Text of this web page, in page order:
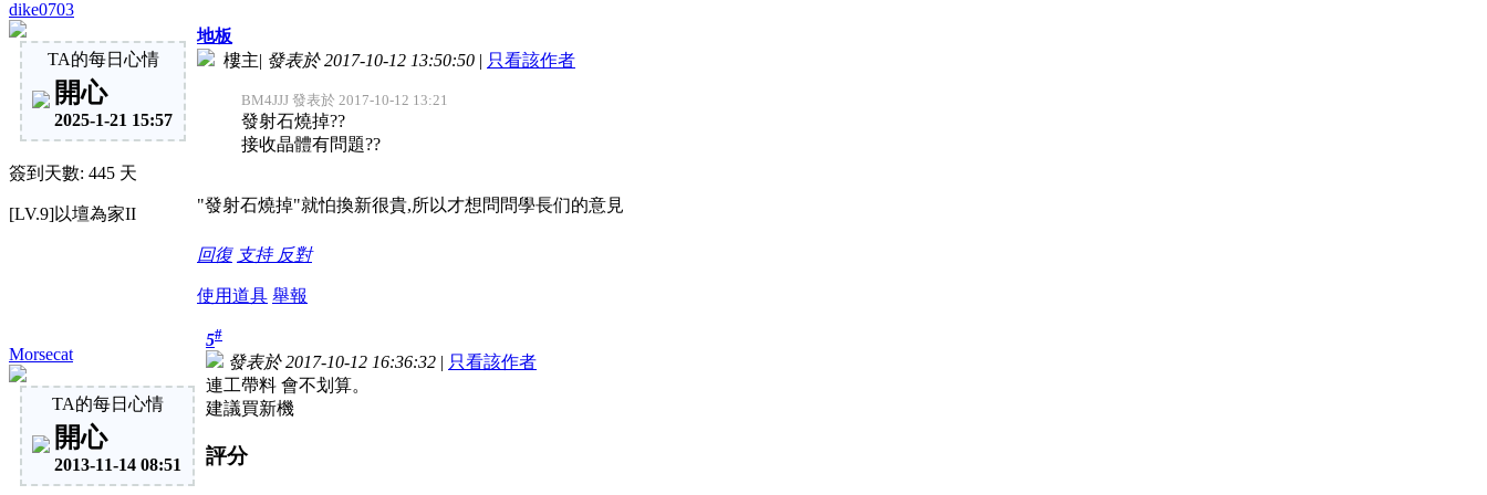
dike0703
TA的每日心情
開心
2025-1-21 15:57
簽到天數: 445 天
[LV.9]以壇為家II
地板
樓主| 發表於 2017-10-12 13:50:50 | 只看該作者
BM4JJJ 發表於 2017-10-12 13:21
發射石燒掉??
接收晶體有問題??
"發射石燒掉"就怕換新很貴,所以才想問問學長们的意見
回復 支持 反對
使用道具 舉報
Morsecat
TA的每日心情
開心
2013-11-14 08:51
5#
發表於 2017-10-12 16:36:32 | 只看該作者
連工帶料 會不划算。
建議買新機
評分